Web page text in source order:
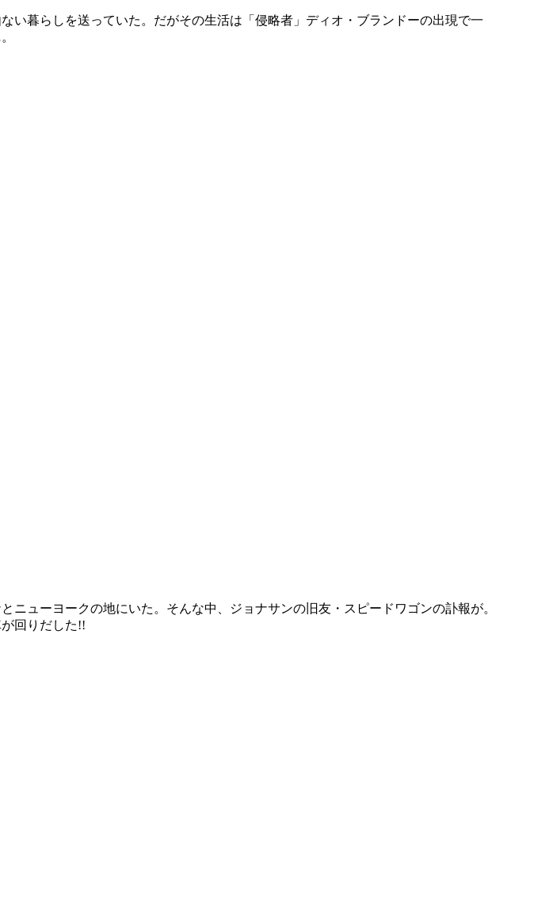
い暮らしを送っていた。だがその生活は「侵略者」ディオ・ブランドーの出現で一
ューヨークの地にいた。そんな中、ジョナサンの旧友・スピードワゴンの訃報が。
回りだした!!